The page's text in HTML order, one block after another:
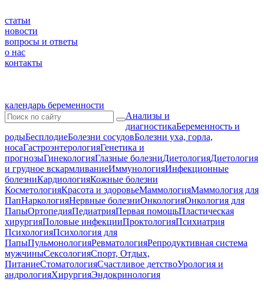
статьи
новости
вопросы и ответы
о нас
контакты
календарь беременности
Анализы и
диагностикаБеременность и
родыБесплодиеБолезни сосудовБолезни уха, горла,
носаГастроэнтерологияГенетика и
прогнозыГинекологияГлазные болезниДиетологияДиетология
и грудное вскармливаниеИммунологияИнфекционные
болезниКардиологияКожные болезни
КосметологияКрасота и здоровьеМаммологияМаммология для
ПапНаркологияНервные болезниОнкологияОнкология для
ПапыОртопедияПедиатрияПервая помощьПластическая
хирургияПоловые инфекцииПроктологияПсихиатрия
ПсихологияПсихология для
ПапыПульмонологияРевматологияРепродуктивная система
мужчиныСексологияСпорт, Отдых,
ПитаниеСтоматологияСчастливое детствоУрология и
андрологияХирургияЭндокринология